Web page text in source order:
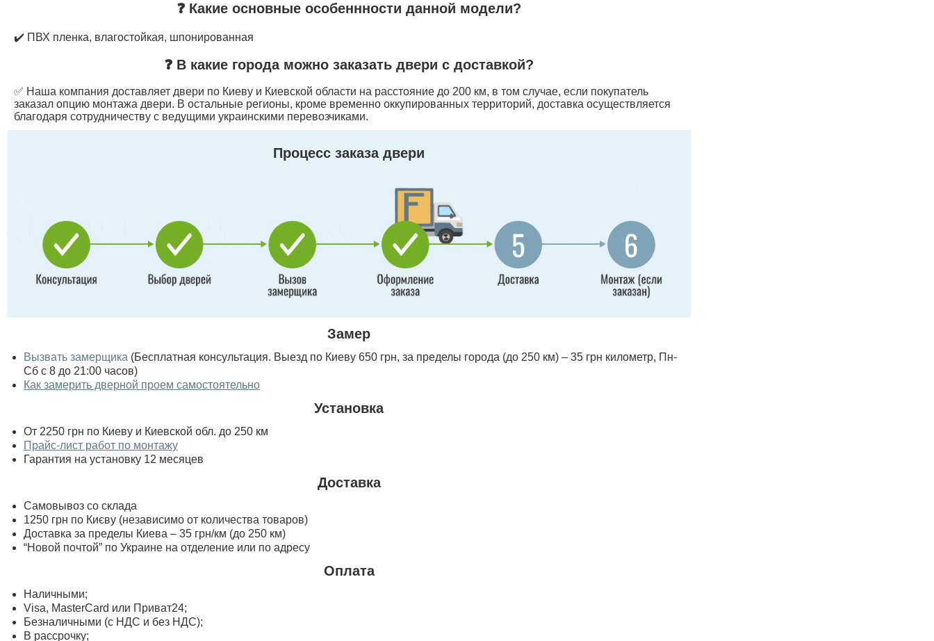
❓ Какие основные особеннности данной модели?
✔️ ПВХ пленка, влагостойкая, шпонированная
❓ В какие города можно заказать двери с доставкой?
✅ Наша компания доставляет двери по Киеву и Киевской области на расстояние до 200 км, в том случае, если покупатель
заказал опцию монтажа двери. В остальные регионы, кроме временно оккупированных территорий, доставка осуществляется
благодаря сотрудничеству с ведущими украинскими перевозчиками.
Процесс заказа двери
Замер
Вызвать замерщика (Бесплатная консультация. Выезд по Киеву 650 грн, за пределы города (до 250 км) – 35 грн километр, Пн-
Сб с 8 до 21:00 часов)
Как замерить дверной проем самостоятельно
Установка
От 2250 грн по Киеву и Киевской обл. до 250 км
Прайс-лист работ по монтажу
Гарантия на установку 12 месяцев
Доставка
Самовывоз со склада
1250 грн по Києву (независимо от количества товаров)
Доставка за пределы Киева – 35 грн/км (до 250 км)
“Новой почтой” по Украине на отделение или по адресу
Оплата
Наличными;
Visa, MasterСard или Приват24;
Безналичными (с НДС и без НДС);
В рассрочку;